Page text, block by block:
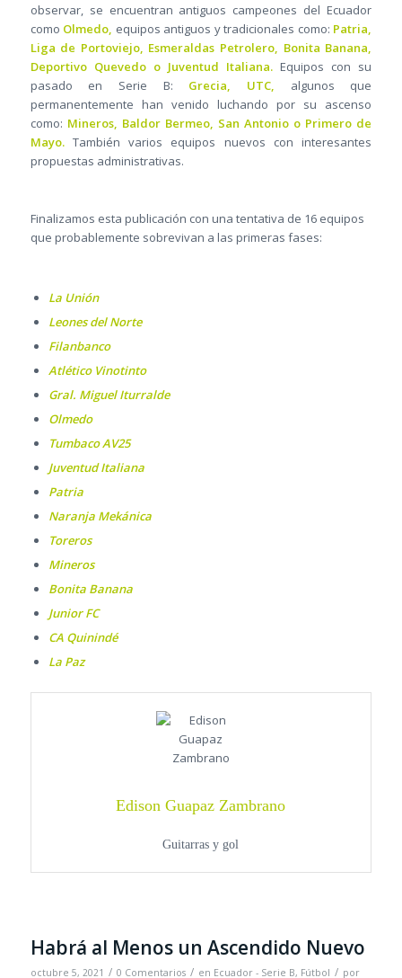
observar, se encuentran antiguos campeones del Ecuador
como Olmedo, equipos antiguos y tradicionales como: Patria,
Liga de Portoviejo, Esmeraldas Petrolero, Bonita Banana,
Deportivo Quevedo o Juventud Italiana. Equipos con su
pasado en Serie B: Grecia, UTC, algunos que
permanentemente han venido luchando por su ascenso
como: Mineros, Baldor Bermeo, San Antonio o Primero de
Mayo.También varios equipos nuevos con interesantes
propuestas administrativas.
Finalizamos esta publicación con una tentativa de 16 equipos
que probablemente sobrevivan a las primeras fases:
La Unión
Leones del Norte
Filanbanco
Atlético Vinotinto
Gral. Miguel Iturralde
Olmedo
Tumbaco AV25
Juventud Italiana
Patria
Naranja Mekánica
Toreros
Mineros
Bonita Banana
Junior FC
CA Quinindé
La Paz
Edison Guapaz Zambrano
Guitarras y gol
Habrá al Menos un Ascendido Nuevo
octubre 5, 2021 / 0 Comentarios / en Ecuador - Serie B, Fútbol / por